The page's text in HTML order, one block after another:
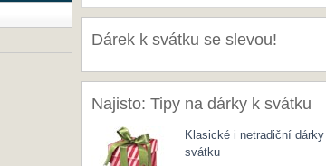
Dárek k svátku se slevou!
Najisto: Tipy na dárky k svátku
Klasické i netradiční dárky
svátku